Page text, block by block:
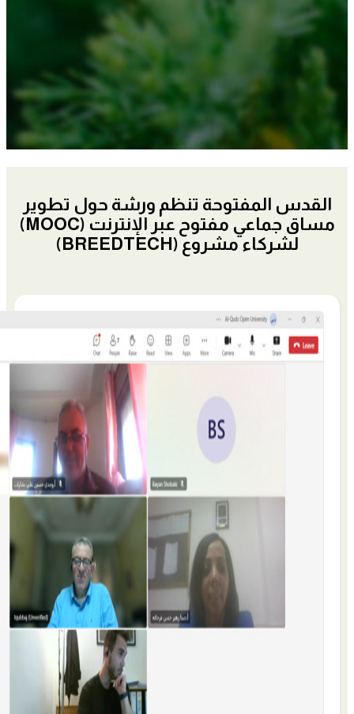
القدس المفتوحة تنظم ورشة حول تطوير
مساق جماعي مفتوح عبر الإنترنت (MOOC)
لشركاء مشروع (BREEDTECH)